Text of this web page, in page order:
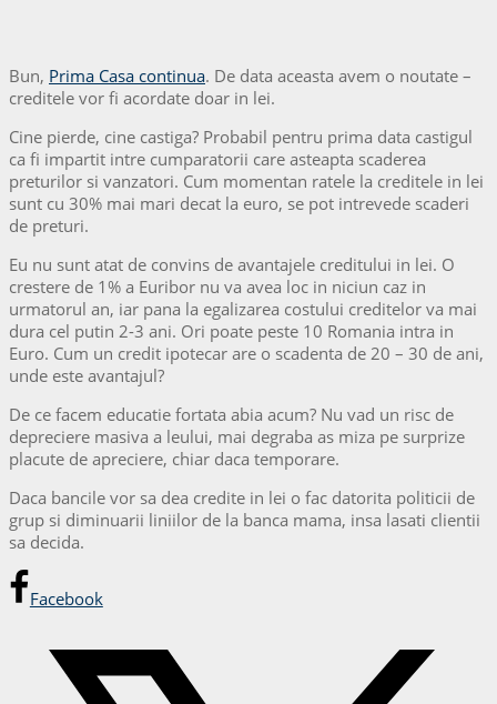
Bun, Prima Casa continua. De data aceasta avem o noutate –
creditele vor fi acordate doar in lei.
Cine pierde, cine castiga? Probabil pentru prima data castigul
ca fi impartit intre cumparatorii care asteapta scaderea
preturilor si vanzatori. Cum momentan ratele la creditele in lei
sunt cu 30% mai mari decat la euro, se pot intrevede scaderi
de preturi.
Eu nu sunt atat de convins de avantajele creditului in lei. O
crestere de 1% a Euribor nu va avea loc in niciun caz in
urmatorul an, iar pana la egalizarea costului creditelor va mai
dura cel putin 2-3 ani. Ori poate peste 10 Romania intra in
Euro. Cum un credit ipotecar are o scadenta de 20 – 30 de ani,
unde este avantajul?
De ce facem educatie fortata abia acum? Nu vad un risc de
depreciere masiva a leului, mai degraba as miza pe surprize
placute de apreciere, chiar daca temporare.
Daca bancile vor sa dea credite in lei o fac datorita politicii de
grup si diminuarii liniilor de la banca mama, insa lasati clientii
sa decida.
Facebook